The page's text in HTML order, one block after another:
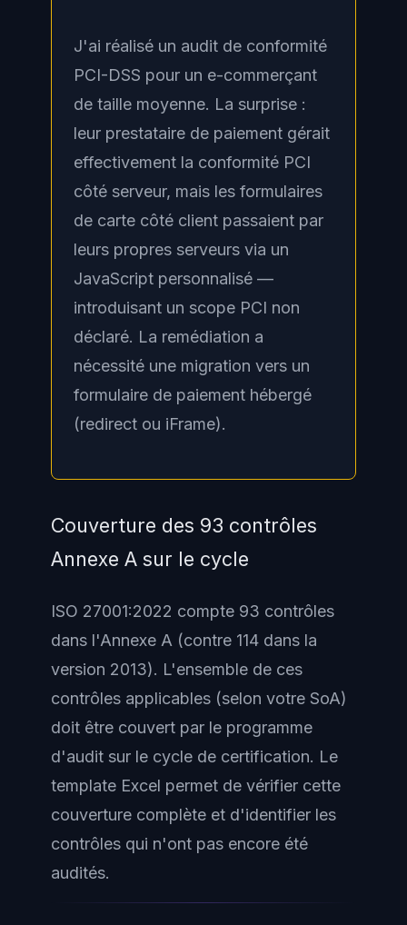
J'ai réalisé un audit de conformité
PCI-DSS pour un e-commerçant
de taille moyenne. La surprise :
leur prestataire de paiement gérait
effectivement la conformité PCI
côté serveur, mais les formulaires
de carte côté client passaient par
leurs propres serveurs via un
JavaScript personnalisé —
introduisant un scope PCI non
déclaré. La remédiation a
nécessité une migration vers un
formulaire de paiement hébergé
(redirect ou iFrame).
Couverture des 93 contrôles
Annexe A sur le cycle
ISO 27001:2022 compte 93 contrôles
dans l'Annexe A (contre 114 dans la
version 2013). L'ensemble de ces
contrôles applicables (selon votre SoA)
doit être couvert par le programme
d'audit sur le cycle de certification. Le
template Excel permet de vérifier cette
couverture complète et d'identifier les
contrôles qui n'ont pas encore été
audités.